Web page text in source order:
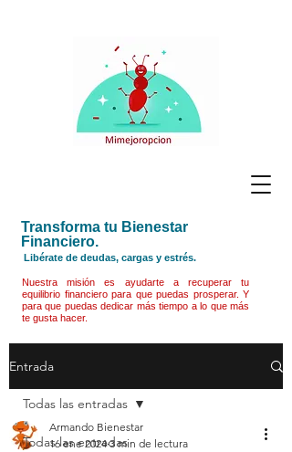
Transforma tu Bienestar
Financiero.
Libérate de deudas, cargas y estrés.
Nuestra misión es ayudarte a recuperar tu
equilibrio financiero para que puedas prosperar. Y
para que puedas dedicar más tiempo a lo que más
te gusta hacer.
Entrada
Todas las entradas
Todas las entradas
Armando Bienestar
16 ene 2024 3 min de lectura